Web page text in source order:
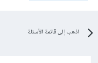
اذهب إلى قائمة الأسئلة